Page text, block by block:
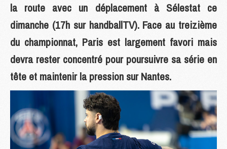
la route avec un déplacement à Sélestat ce
dimanche (17h sur handballTV). Face au treizième
du championnat, Paris est largement favori mais
devra rester concentré pour poursuivre sa série en
tête et maintenir la pression sur Nantes.